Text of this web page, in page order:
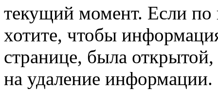
текущий момент. Если
хотите, чтобы
странице, была открытой,
на удаление информации.